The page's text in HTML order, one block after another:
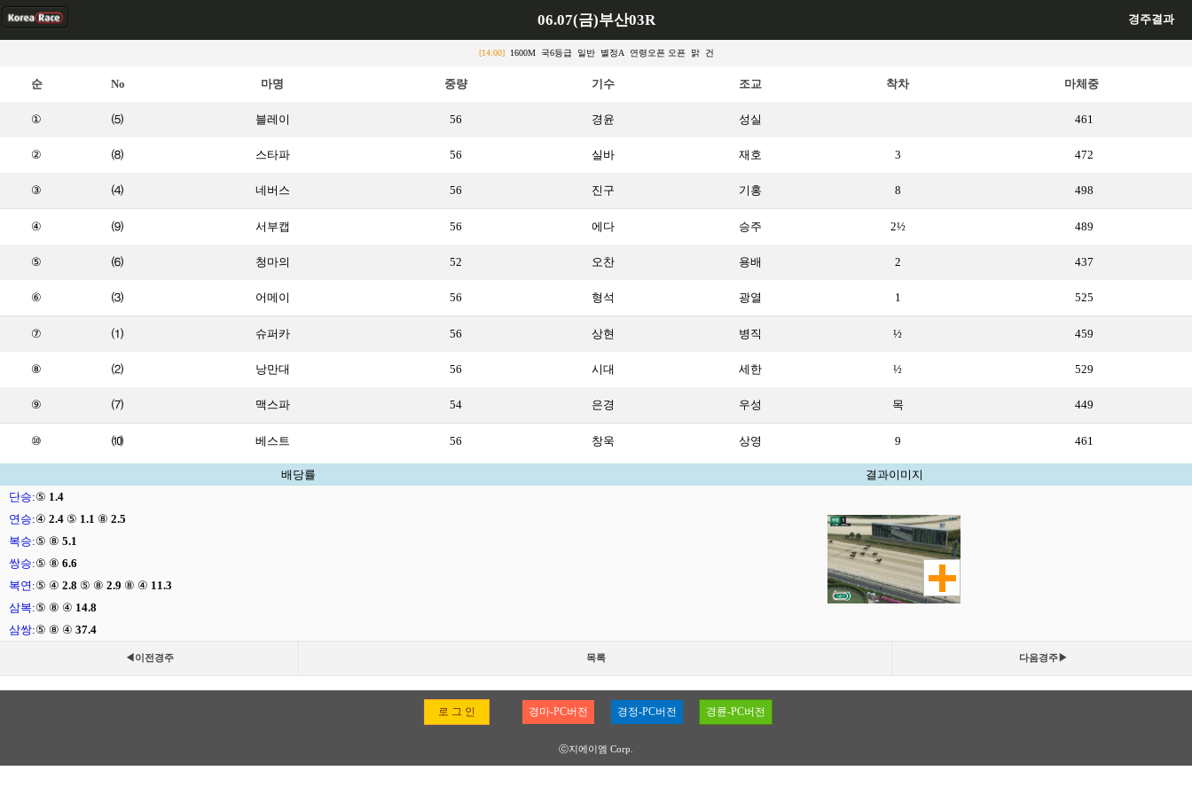
06.07(금)부산03R 경주결과
[14:00]1600M 국6등급 일반 별정A 연령오픈 오픈 맑 건
순 No 마명 중량 기수 조교 착차 마체중
① ⑸ 블레이 56 경윤 성실 461
② ⑻ 스타파 56 실바 재호 3 472
③ ⑷ 네버스 56 진구 기홍 8 498
④ ⑼ 서부캡 56 에다 승주 2½ 489
⑤ ⑹ 청마의 52 오찬 용배 2 437
⑥ ⑶ 어메이 56 형석 광열 1 525
⑦ ⑴ 슈퍼카 56 상현 병직 ½ 459
⑧ ⑵ 낭만대 56 시대 세한 ½ 529
⑨ ⑺ 맥스파 54 은경 우성 목 449
⑩ ⑽ 베스트 56 창욱 상영 9 461
배당률
결과이미지
단승:⑤ 1.4
연승:④ 2.4 ⑤ 1.1 ⑧ 2.5
복승:⑤ ⑧ 5.1
쌍승:⑤ ⑧ 6.6
복연 :⑤ ④ 2.8 ⑤ ⑧ 2.9 ⑧ ④ 11.3
삼복:⑤ ⑧ ④ 14.8
삼쌍:⑤ ⑧ ④ 37.4
◀이전경주 목록 다음경주▶
로 그 인 경마-PC버전 경정-PC버전 경륜-PC버전
ⓒ지에이엠 Corp.